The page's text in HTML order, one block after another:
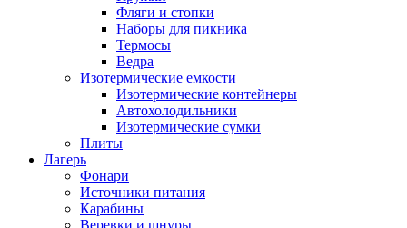
Фляги и стопки
Наборы для пикника
Термосы
Ведра
Изотермические емкости
Изотермические контейнеры
Автохолодильники
Изотермические сумки
Плиты
Лагерь
Фонари
Источники питания
Карабины
Веревки и шнуры